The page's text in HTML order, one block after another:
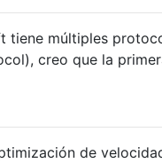
tiene múltiples
creo que la
de